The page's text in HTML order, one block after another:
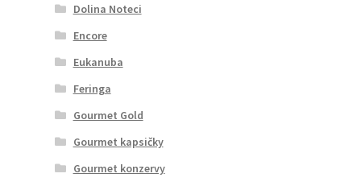
Dolina Noteci
Encore
Eukanuba
Feringa
Gourmet Gold
Gourmet kapsičky
Gourmet konzervy